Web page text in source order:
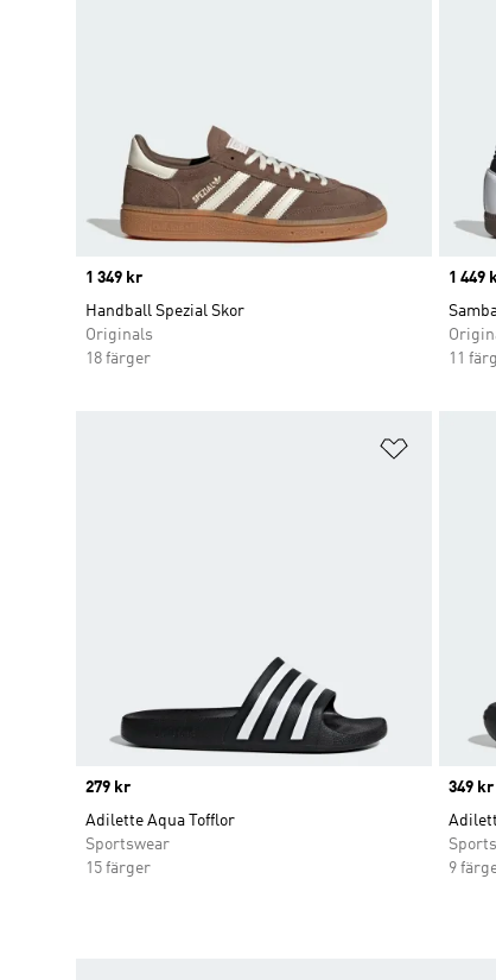
Price
1 349 kr
Handball Spezial Skor
Originals
18 färger
Price
1 449
11
Price
279 kr
Adilette Aqua Tofflor
Sportswear
15 färger
Price
349 kr
9